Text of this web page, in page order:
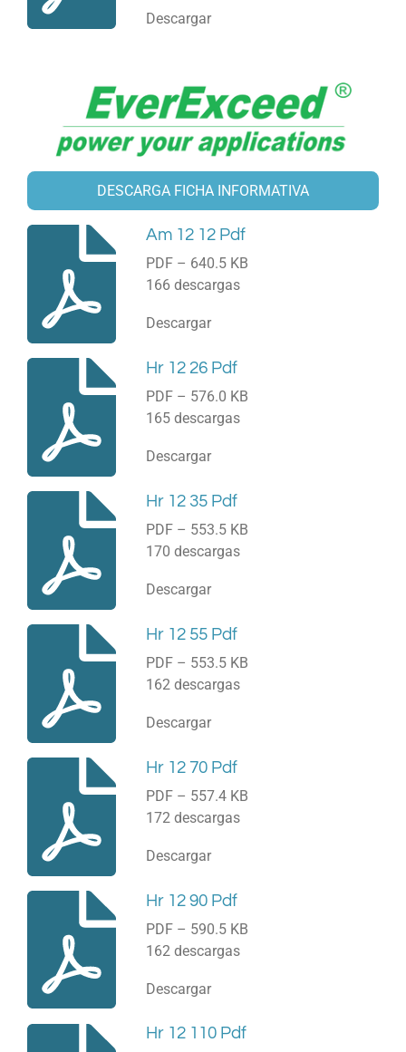
Descargar
DESCARGA FICHA INFORMATIVA
Am 12 12 Pdf
PDF – 640.5 KB
166 descargas
Descargar
Hr 12 26 Pdf
PDF – 576.0 KB
165 descargas
Descargar
Hr 12 35 Pdf
PDF – 553.5 KB
170 descargas
Descargar
Hr 12 55 Pdf
PDF – 553.5 KB
162 descargas
Descargar
Hr 12 70 Pdf
PDF – 557.4 KB
172 descargas
Descargar
Hr 12 90 Pdf
PDF – 590.5 KB
162 descargas
Descargar
Hr 12 110 Pdf